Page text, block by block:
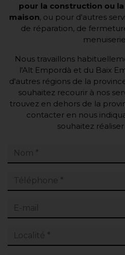
pour la construction ou
maison, ou pour d'autres
de réparation, de
Nous travaillons
l'Alt Empordà et du Baix
d'autres régions de la
souhaitez recourir à nos
trouvez en dehors de la
contacter en nous
souhaitez